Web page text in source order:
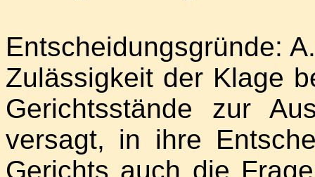
Entscheidungsgründe:
Zulässigkeit der Klage
Gerichtsstände zur
versagt, in ihre
Gerichts auch die